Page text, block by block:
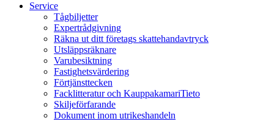
Service
Tågbiljetter
Expert­rådgivning
Räkna ut ditt företags skatte­handavtryck
Utsläppsräknare
Varu­besiktning
Fastighets­värdering
Förtjänst­tecken
Facklitte­ratur och Kauppa­kamariTieto
Skiljeför­farande
Dokument inom utrikes­handeln